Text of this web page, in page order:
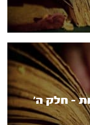
- חלק ה’